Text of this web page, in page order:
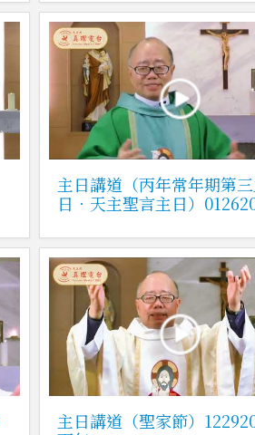
主日講道（丙年常年期第
日．天主聖言主日）
主日講道（聖家節）